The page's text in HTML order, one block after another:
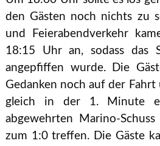
den Gästen noch nichts zu
und Feierabendverkehr
18:15 Uhr an, sodass das
angepfiffen wurde. Die
Gedanken noch auf der
gleich in der 1. Minute
abgewehrten Marino-
zum 1:0 treffen. Die Gäste